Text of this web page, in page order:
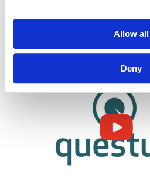
Allow all
Deny